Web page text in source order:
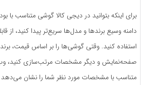
برای اینکه بتوانید در دیجی کالا گوشی متناسب با
دامنه وسیع برندها و مدل‌ها سریع‌تر پیدا کنید، از
استفاده کنید. وقتی گوشی‌ها را بر اساس قیمت،
صفحه‌نمایش و دیگر مشخصات مرتب‌سازی کنید،
متناسب با مشخصات مورد نظر شما را نشان